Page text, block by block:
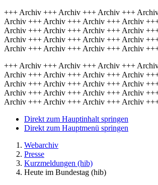
+++ Archiv +++ Archiv +++ Archiv +++
Archiv +++ Archiv +++ Archiv +++ Archiv
Archiv +++ Archiv +++ Archiv +++ Archiv
Archiv +++ Archiv +++ Archiv +++ Archiv
Archiv +++ Archiv +++ Archiv +++ Archiv
+++ Archiv +++ Archiv +++ Archiv +++
Archiv +++ Archiv +++ Archiv +++ Archiv
Archiv +++ Archiv +++ Archiv +++ Archiv
Archiv +++ Archiv +++ Archiv +++ Archiv
Archiv +++ Archiv +++ Archiv +++ Archiv
Direkt zum Hauptinhalt springen
Direkt zum Hauptmenü springen
Webarchiv
Presse
Kurzmeldungen (hib)
Heute im Bundestag (hib)